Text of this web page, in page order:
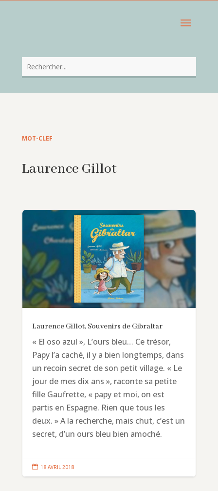
MOT-CLEF
Laurence Gillot
Laurence Gillot, Souvenirs de Gibraltar
« El oso azul », L’ours bleu… Ce trésor,
Papy l’a caché, il y a bien longtemps, dans
un recoin secret de son petit village. « Le
jour de mes dix ans », raconte sa petite
fille Gaufrette, « papy et moi, on est
partis en Espagne. Rien que tous les
deux. » A la recherche, mais chut, c’est un
secret, d’un ours bleu bien amoché.
 18 AVRIL 2018